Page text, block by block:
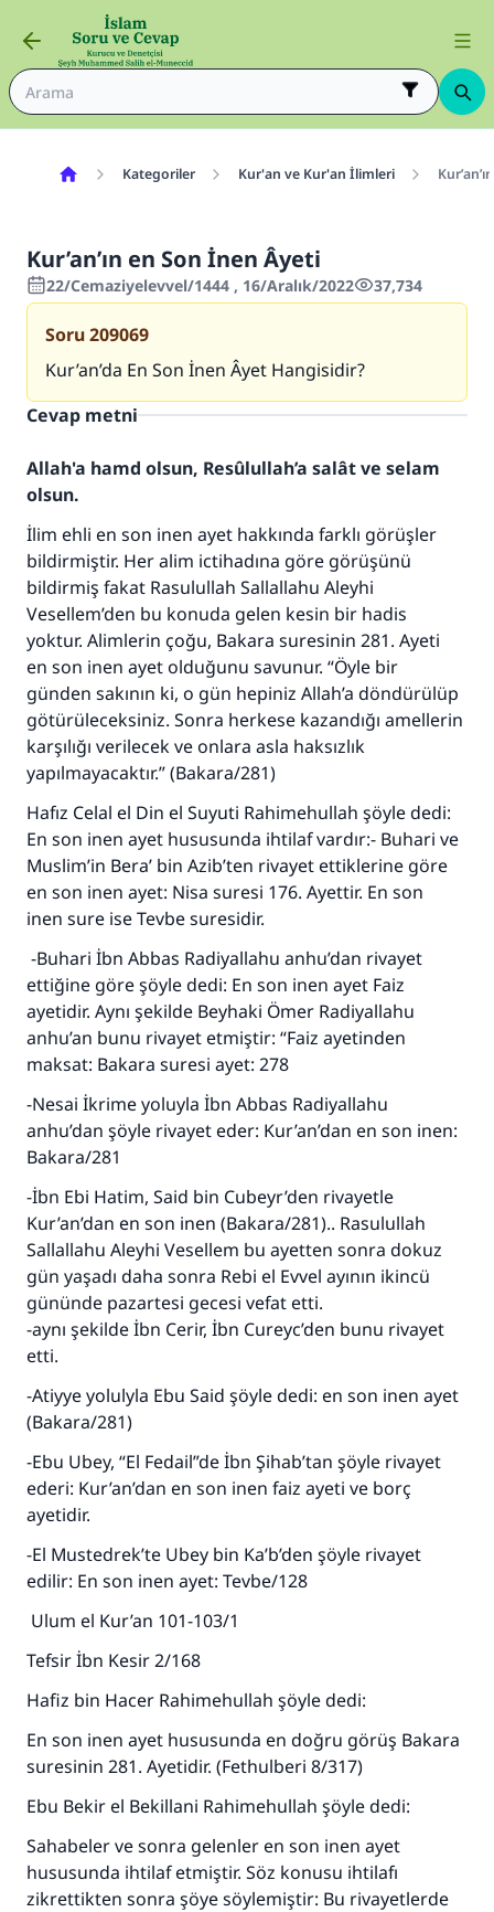
Kategoriler Kur'an ve Kur'an İlimleri
Kur’an’ın en Son İnen Âyeti
22/Cemaziyelevvel/1444 , 16/Aralık/2022 37,734
Soru209069
Kur’an’da En Son İnen Âyet Hangisidir?
Cevap metni
Allah'a hamd olsun, Resûlullah’a salât ve selam
olsun.
İlim ehli en son inen ayet hakkında farklı görüşler
bildirmiştir. Her alim ictihadına göre görüşünü
bildirmiş fakat Rasulullah Sallallahu Aleyhi
Vesellem’den bu konuda gelen kesin bir hadis
yoktur. Alimlerin çoğu, Bakara suresinin 281. Ayeti
en son inen ayet olduğunu savunur. “Öyle bir
günden sakının ki, o gün hepiniz Allah’a döndürülüp
götürüleceksiniz. Sonra herkese kazandığı amellerin
karşılığı verilecek ve onlara asla haksızlık
yapılmayacaktır.” (Bakara/281)
Hafız Celal el Din el Suyuti Rahimehullah şöyle dedi:
En son inen ayet hususunda ihtilaf vardır:- Buhari ve
Muslim’in Bera’ bin Azib’ten rivayet ettiklerine göre
en son inen ayet: Nisa suresi 176. Ayettir. En son
inen sure ise Tevbe suresidir.
-Buhari İbn Abbas Radiyallahu anhu’dan rivayet
ettiğine göre şöyle dedi: En son inen ayet Faiz
ayetidir. Aynı şekilde Beyhaki Ömer Radiyallahu
anhu’an bunu rivayet etmiştir: “Faiz ayetinden
maksat: Bakara suresi ayet: 278
-Nesai İkrime yoluyla İbn Abbas Radiyallahu
anhu’dan şöyle rivayet eder: Kur’an’dan en son inen:
Bakara/281
-İbn Ebi Hatim, Said bin Cubeyr’den rivayetle
Kur’an’dan en son inen (Bakara/281).. Rasulullah
Sallallahu Aleyhi Vesellem bu ayetten sonra dokuz
gün yaşadı daha sonra Rebi el Evvel ayının ikincü
gününde pazartesi gecesi vefat etti.
-aynı şekilde İbn Cerir, İbn Cureyc’den bunu rivayet
etti.
-Atiyye yolulyla Ebu Said şöyle dedi: en son inen ayet
(Bakara/281)
-Ebu Ubey, “El Fedail”de İbn Şihab’tan şöyle rivayet
ederi: Kur’an’dan en son inen faiz ayeti ve borç
ayetidir.
-El Mustedrek’te Ubey bin Ka’b’den şöyle rivayet
edilir: En son inen ayet: Tevbe/128
Ulum el Kur’an 101-103/1
Tefsir İbn Kesir 2/168
Hafiz bin Hacer Rahimehullah şöyle dedi:
En son inen ayet hususunda en doğru görüş Bakara
suresinin 281. Ayetidir. (Fethulberi 8/317)
Ebu Bekir el Bekillani Rahimehullah şöyle dedi:
Sahabeler ve sonra gelenler en son inen ayet
hususunda ihtilaf etmiştir. Söz konusu ihtilafı
zikrettikten sonra şöye söylemiştir: Bu rivayetlerde
110845 Nolu Cevap, bir evliliği
kurtardı.
Rasulullah ﷺ şöyle dedi:
kişinin sevabı kadar ona sevap yazılır.
(MUSLIM 1893)
Şimdi katkı yapın!